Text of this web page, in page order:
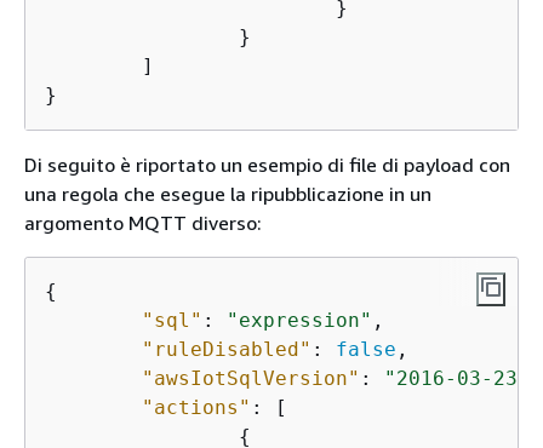
}
Di seguito è riportato un esempio di file di payload con
una regola che esegue la ripubblicazione in un
argomento MQTT diverso:
{
"sql" : "expression" ,
"ruleDisabled" : false ,
"awsIotSqlVersion" : "2016-03-23"
"actions" : [
{